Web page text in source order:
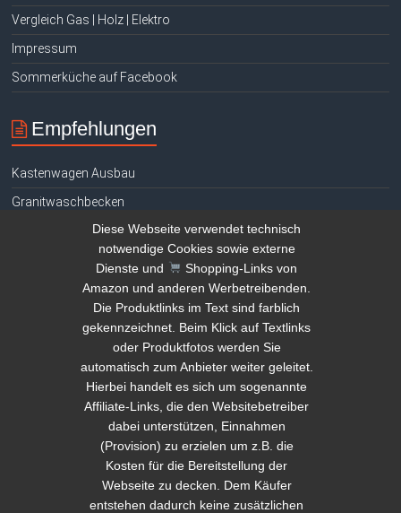
Vergleich Gas | Holz | Elektro
Impressum
Sommerküche auf Facebook
Empfehlungen
Kastenwagen Ausbau
Granitwaschbecken
Hühnerhaltung E-Book gratis
Teich reinigen Tipps
Kamera Drohne Vergleich
Geld verstecken
Steinwaschbecken Vergleich
Ford Transit Camper
Hinweis Shopping-Links
Diese Webseite verwendet technisch
notwendige Cookies sowie externe
Dienste und
Shopping-Links von
Amazon und anderen Werbetreibenden.
Die Produktlinks im Text sind farblich
gekennzeichnet. Beim Klick auf Textlinks
oder Produktfotos werden Sie
automatisch zum Anbieter weiter geleitet.
Hierbei handelt es sich um sogenannte
Affiliate-Links, die den Websitebetreiber
dabei unterstützen, Einnahmen
(Provision) zu erzielen um z.B. die
Kosten für die Bereitstellung der
Webseite zu decken. Dem Käufer
entstehen dadurch keine zusätzlichen